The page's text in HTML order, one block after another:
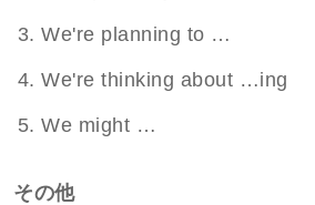
We're planning to …
We're thinking about …ing
We might …
その他